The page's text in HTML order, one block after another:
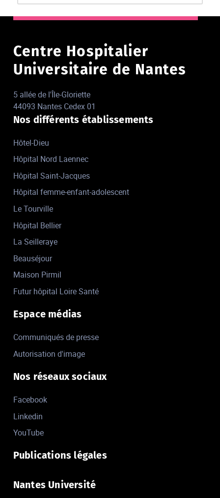
Centre Hospitalier
Universitaire de Nantes
5 allée de l'Île-Gloriette
44093 Nantes Cedex 01
Nos différents établissements
Hôtel-Dieu
Hôpital Nord Laennec
Hôpital Saint-Jacques
Hôpital femme-enfant-adolescent
Le Tourville
Hôpital Bellier
La Seilleraye
Beauséjour
Maison Pirmil
Futur hôpital Loire Santé
Espace médias
Communiqués de presse
Autorisation d'image
Nos réseaux sociaux
Facebook
Linkedin
YouTube
Publications légales
Nantes Université